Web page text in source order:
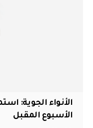
الأنواء الجوية:
الأسبوع المقبل